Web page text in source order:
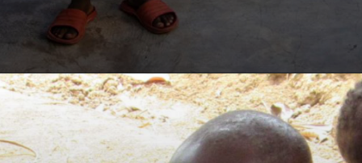
Apertura in corso https://donate.story-to-go.com/ui/public/payment/payrexx/08e4dab1-9c6b-4f62-9776-86f3cb9cac98